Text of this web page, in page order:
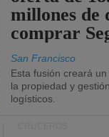
millones de
comprar
San Francisco
Esta fusión creará
la propiedad y
logísticos.